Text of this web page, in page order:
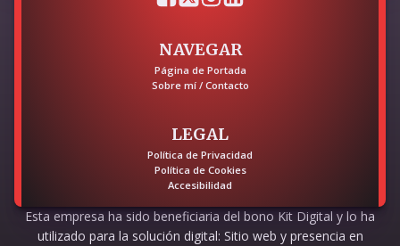
NAVEGAR
Página de Portada
Sobre mí / Contacto
LEGAL
Política de Privacidad
Política de Cookies
Accesibilidad
Esta empresa ha sido beneficiaria del bono Kit Digital y lo ha
utilizado para la solución digital: Sitio web y presencia en